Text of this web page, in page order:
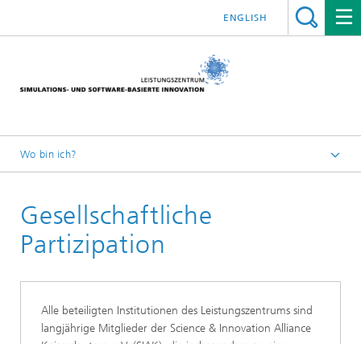
ENGLISH
Wo bin ich?
Vermarktung | Transfer
Gesellschaftliche
Partizipation
Alle beteiligten Institutionen des Leistungszentrums sind
langjährige Mitglieder der Science & Innovation Alliance